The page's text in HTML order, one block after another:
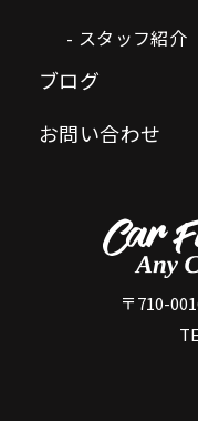
スタッフ紹介
ブログ
お問い合わせ
〒710-